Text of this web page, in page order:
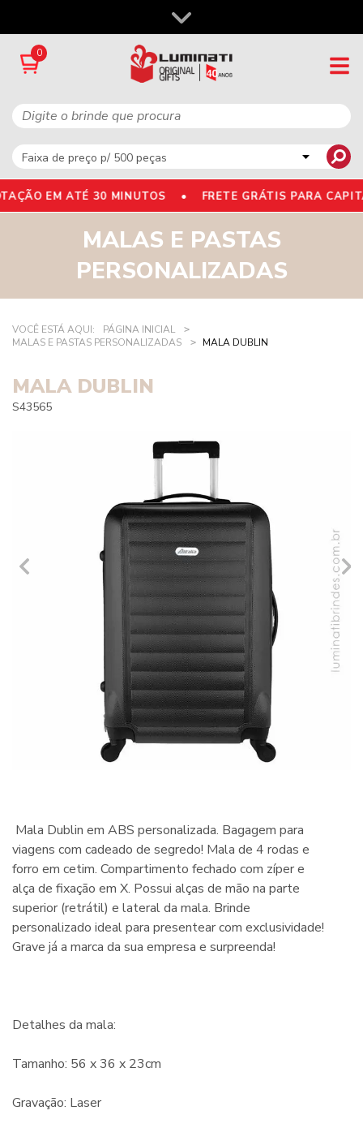
0
EM ATÉ 30 MINUTOS • FRETE GRÁTIS PARA
MALAS E PASTAS
PERSONALIZADAS
VOCÊ ESTÁ AQUI:
PÁGINA INICIAL
MALAS E PASTAS PERSONALIZADAS
MALA DUBLIN
MALA DUBLIN
S43565
Mala Dublin em ABS personalizada. Bagagem para
viagens com cadeado de segredo! Mala de 4 rodas e
forro em cetim. Compartimento fechado com zíper e
alça de fixação em X. Possui alças de mão na parte
superior (retrátil) e lateral da mala. Brinde
personalizado ideal para presentear com exclusividade!
Grave já a marca da sua empresa e surpreenda!
Detalhes da mala:
Tamanho: 56 x 36 x 23cm
Gravação: Laser